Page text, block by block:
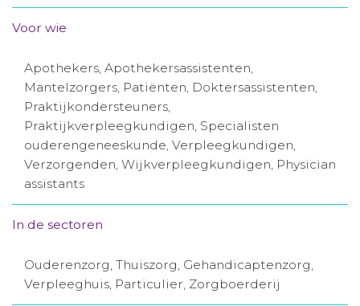
Toegang leeromgeving
Voor wie
Apothekers, Apothekersassistenten,
Mantelzorgers, Patiënten, Doktersassistenten,
Praktijkondersteuners,
Praktijkverpleegkundigen, Specialisten
ouderengeneeskunde, Verpleegkundigen,
Verzorgenden, Wijkverpleegkundigen, Physician
assistants
In de sectoren
Ouderenzorg, Thuiszorg, Gehandicaptenzorg,
Verpleeghuis, Particulier, Zorgboerderij